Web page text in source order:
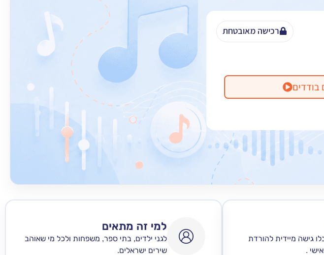
בודדים
רכישה מאובטחת
גישה מיידית להורדת
.
למי זה מתאים
לגני ילדים, בתי ספר, משפחות ולכל מי שאוהב
שירים ישראלים.